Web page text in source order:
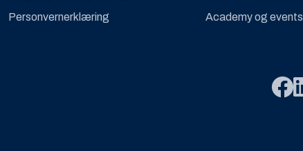
Personvernerklæring
Academy og events